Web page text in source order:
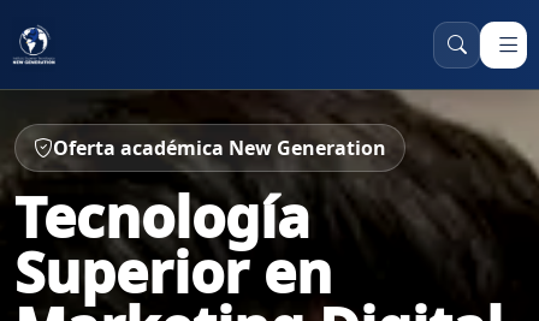
Oferta académica New Generation
Tecnología
Superior en